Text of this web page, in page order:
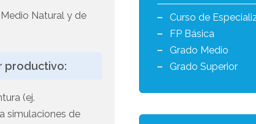
Natural y de
productivo:
(ej.
simulaciones de
Curso de
FP Básica
Grado Medio
Grado Superior